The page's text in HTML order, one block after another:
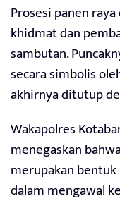
Prosesi panen
khidmat dan
sambutan.
secara simbolis
akhirnya ditutup
Wakapolres
menegaskan
merupakan
dalam mengawal